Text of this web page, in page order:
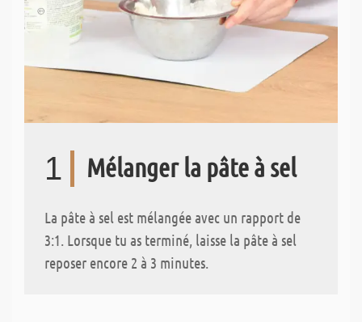
1 Mélanger la pâte à sel
La pâte à sel est mélangée avec un rapport de
3:1. Lorsque tu as terminé, laisse la pâte à sel
reposer encore 2 à 3 minutes.